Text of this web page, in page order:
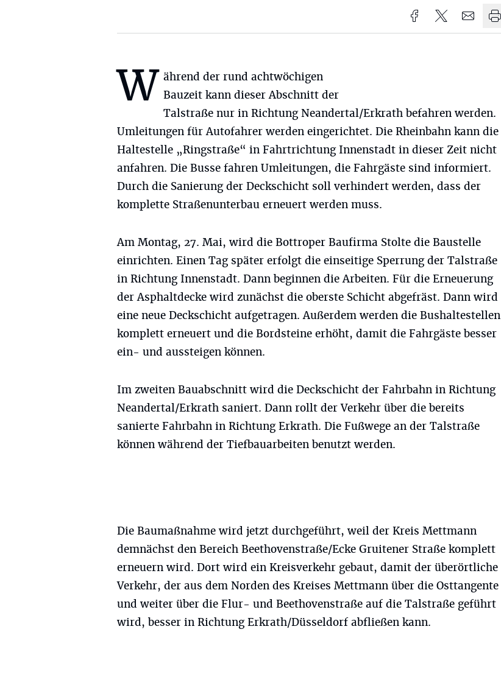
W ährend der rund achtwöchigen
Bauzeit kann dieser Abschnitt der
Talstraße nur in Richtung Neandertal/Erkrath befahren werden.
Umleitungen für Autofahrer werden eingerichtet. Die Rheinbahn kann die
Haltestelle „Ringstraße“ in Fahrtrichtung Innenstadt in dieser Zeit nicht
anfahren. Die Busse fahren Umleitungen, die Fahrgäste sind informiert.
Durch die Sanierung der Deckschicht soll verhindert werden, dass der
komplette Straßenunterbau erneuert werden muss.
Am Montag, 27. Mai, wird die Bottroper Baufirma Stolte die Baustelle
einrichten. Einen Tag später erfolgt die einseitige Sperrung der Talstraße
in Richtung Innenstadt. Dann beginnen die Arbeiten. Für die Erneuerung
der Asphaltdecke wird zunächst die oberste Schicht abgefräst. Dann wird
eine neue Deckschicht aufgetragen. Außerdem werden die Bushaltestellen
komplett erneuert und die Bordsteine erhöht, damit die Fahrgäste besser
ein- und aussteigen können.
Im zweiten Bauabschnitt wird die Deckschicht der Fahrbahn in Richtung
Neandertal/Erkrath saniert. Dann rollt der Verkehr über die bereits
sanierte Fahrbahn in Richtung Erkrath. Die Fußwege an der Talstraße
können während der Tiefbauarbeiten benutzt werden.
Die Baumaßnahme wird jetzt durchgeführt, weil der Kreis Mettmann
demnächst den Bereich Beethovenstraße/Ecke Gruitener Straße komplett
erneuern wird. Dort wird ein Kreisverkehr gebaut, damit der überörtliche
Verkehr, der aus dem Norden des Kreises Mettmann über die Osttangente
und weiter über die Flur- und Beethovenstraße auf die Talstraße geführt
wird, besser in Richtung Erkrath/Düsseldorf abfließen kann.